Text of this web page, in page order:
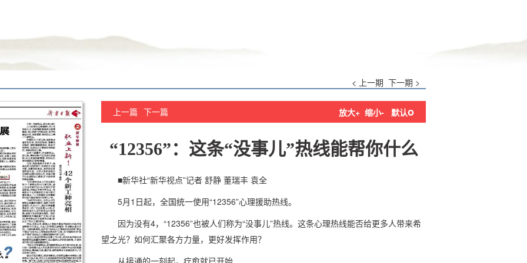
< 上一期 下一期 >
上一篇 下一篇 放大+ 缩小- 默认o
“12356”：这条“没事儿”热线能帮你什么
■新华社“新华视点”记者 舒静 董瑞丰 袁全
5月1日起，全国统一使用“12356”心理援助热线。
因为没有4，“12356”也被人们称为“没事儿”热线。这条心理热线能否给更多人带来希
望之光？如何汇聚各方力量，更好发挥作用？
从接通的一刻起，疗愈就已开始